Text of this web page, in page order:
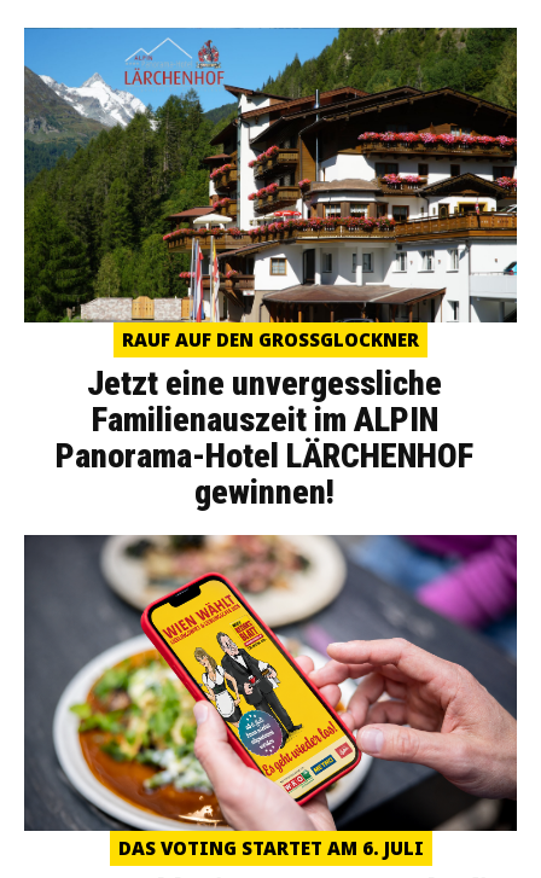
RAUF AUF DEN GROSSGLOCKNER
Jetzt eine unvergessliche
Familienauszeit im ALPIN
Panorama-Hotel LÄRCHENHOF
gewinnen!
DAS VOTING STARTET AM 6. JULI